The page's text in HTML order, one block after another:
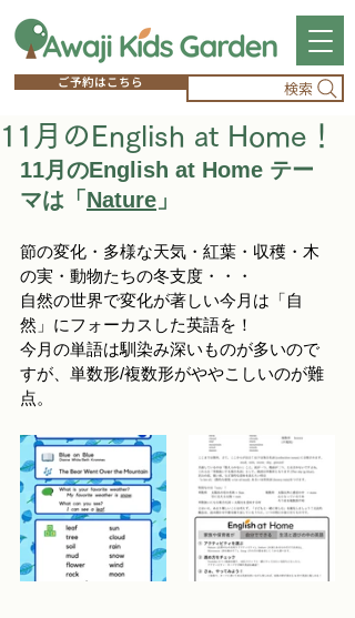
ご予約はこちら 検索
11月のEnglish at Home！
11月のEnglish at Home テー
マは「 Nature 」
節の変化・多様な天気・紅葉・収穫・木
の実・動物たちの冬支度・・・
自然の世界で変化が著しい今月は「自
然」にフォーカスした英語を！
今月の単語は馴染み深いものが多いので
すが、単数形/複数形がややこしいのが難
点。